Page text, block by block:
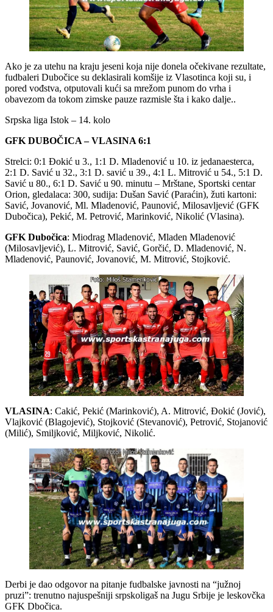
Ako je za utehu na kraju jeseni koja nije donela očekivane rezultate,
fudbaleri Dubočice su deklasirali komšije iz Vlasotinca koji su, i
pored vođstva, otputovali kući sa mrežom punom do vrha i
obavezom da tokom zimske pauze razmisle šta i kako dalje..
Srpska liga Istok – 14. kolo
GFK DUBOČICA – VLASINA 6:1
Strelci: 0:1 Đokić u 3., 1:1 D. Mladenović u 10. iz jedanaesterca,
2:1 D. Savić u 32., 3:1 D. savić u 39., 4:1 L. Mitrović u 54., 5:1 D.
Savić u 80., 6:1 D. Savić u 90. minutu – Mrštane, Sportski centar
Orion, gledalaca: 300, sudija: Dušan Savić (Paraćin), žuti kartoni:
Savić, Jovanović, Ml. Mladenović, Paunović, Milosavljević (GFK
Dubočica), Pekić, M. Petrović, Marinković, Nikolić (Vlasina).
GFK Dubočica: Miodrag Mladenović, Mladen Mladenović
(Milosavljević), L. Mitrović, Savić, Gorčić, D. Mladenović, N.
Mladenović, Paunović, Jovanović, M. Mitrović, Stojković.
VLASINA: Cakić, Pekić (Marinković), A. Mitrović, Đokić (Jović),
Vlajković (Blagojević), Stojković (Stevanović), Petrović, Stojanović
(Milić), Smiljković, Miljković, Nikolić.
Derbi je dao odgovor na pitanje fudbalske javnosti na “južnoj
pruzi”: trenutno najuspešniji srpskoligaš na Jugu Srbije je leskovčka
GFK Dbočica.